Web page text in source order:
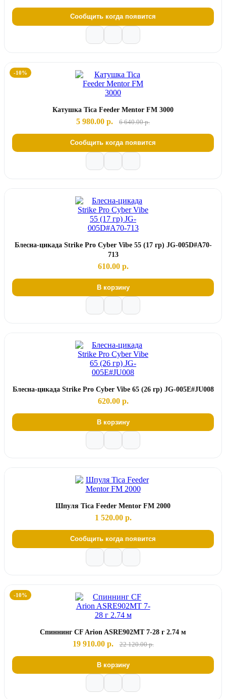
Сообщить когда появится
-10%
Катушка Tica Feeder Mentor FM 3000
5 980.00 р. 6 640.00 р.
Сообщить когда появится
Блесна-цикада Strike Pro Cyber Vibe 55 (17 гр) JG-005D#A70-
713
610.00 р.
В корзину
Блесна-цикада Strike Pro Cyber Vibe 65 (26 гр) JG-005E#JU008
620.00 р.
В корзину
Шпуля Tica Feeder Mentor FM 2000
1 520.00 р.
Сообщить когда появится
-10%
Спиннинг CF Arion ASRE902MT 7-28 г 2.74 м
19 910.00 р. 22 120.00 р.
В корзину